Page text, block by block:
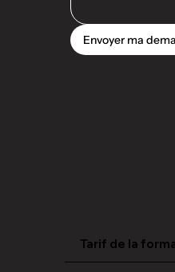
Tarif de la
Envoyer ma